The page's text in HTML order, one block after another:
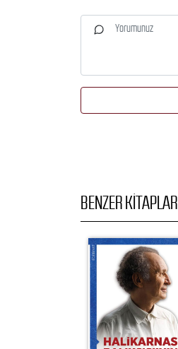
BENZER KITAPLAR